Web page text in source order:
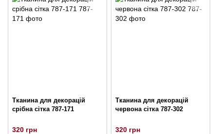
Тканина для декорацій
срібна сітка 787-171
320 грн
Тканина для декорацій
червона сітка 787-302
320 грн